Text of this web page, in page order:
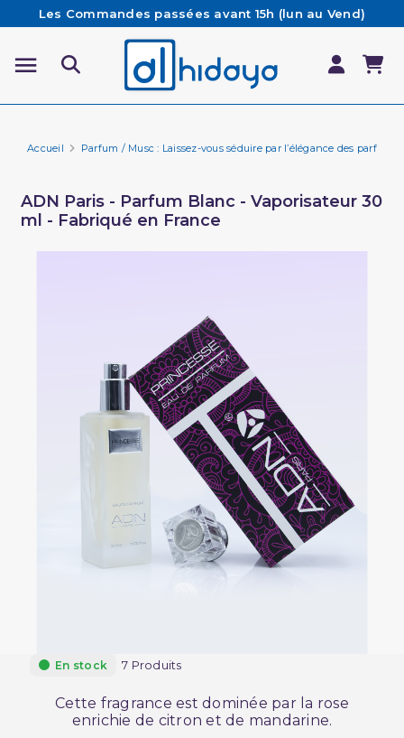
Les Commandes passées avant 15h (lun au Vend)
sont préparées et expédiées le jour même
Besoin d'aide ? Retrouvez notre FAQ
Livraison offerte à partir de 65€ d'achat*
Accueil Parfum / Musc : Laissez-vous séduire par l’élégance des parfums
ADN Paris - Parfum Blanc - Vaporisateur 30
ml - Fabriqué en France
En stock 7 Produits
Cette fragrance est dominée par la rose
enrichie de citron et de mandarine.